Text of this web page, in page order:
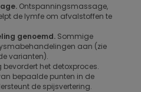
Ontspanningsmassage,
de lymfe om afvalstoffen te
genoemd. Sommige
aan (zie
varianten).
bevordert het detoxproces.
bepaalde punten in de
de spijsvertering.